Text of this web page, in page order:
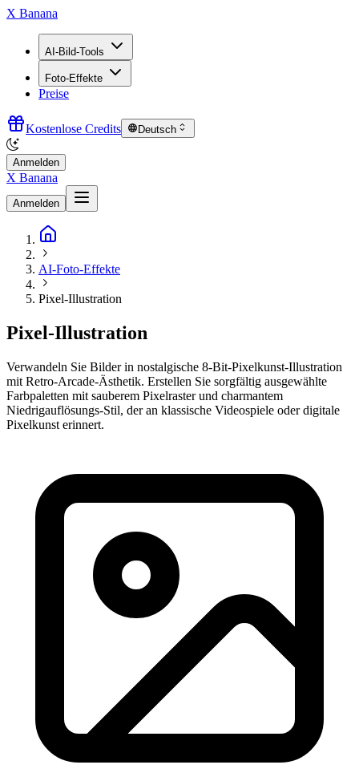
X Banana
AI-Bild-Tools
Foto-Effekte
Preise
Kostenlose Credits Deutsch
Anmelden
X Banana
Anmelden
AI-Foto-Effekte
Pixel-Illustration
Pixel-Illustration
Verwandeln Sie Bilder in nostalgische 8-Bit-Pixelkunst-Illustration
mit Retro-Arcade-Ästhetik. Erstellen Sie sorgfältig ausgewählte
Farbpaletten mit sauberem Pixelraster und charmantem
Niedrigauflösungs-Stil, der an klassische Videospiele oder digitale
Pixelkunst erinnert.